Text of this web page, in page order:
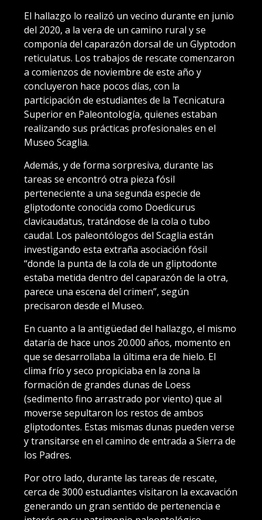
El hallazgo lo realizó un vecino durante en junio
del 2020, a la vera de un camino rural y se
componía del caparazón dorsal de un Glyptodon
reticulatus. Los trabajos de rescate comenzaron
a comienzos de noviembre de este año y
concluyeron hace pocos días, con la
participación de estudiantes de la Tecnicatura
Superior en Paleontología, quienes estaban
realizando sus prácticas profesionales en el
Museo Scaglia.
Además, y de forma sorpresiva, durante las
tareas se encontró otra pieza fósil
perteneciente a una segunda especie de
gliptodonte conocida como Doedicurus
clavicaudatus, tratándose de la cola o tubo
caudal. Los paleontólogos del Scaglia están
investigando esta extraña asociación fósil
“donde la punta de la cola de un gliptodonte
estaba metida dentro del caparazón de la otra,
parece una escena del crimen”, según
precisaron desde el Museo.
En cuanto a la antigüedad del hallazgo, el mismo
dataría de hace unos 20.000 años, momento en
que se desarrollaba la última era de hielo. El
clima frío y seco propiciaba en la zona la
formación de grandes dunas de Loess
(sedimento fino arrastrado por viento) que al
moverse sepultaron los restos de ambos
gliptodontes. Estas mismas dunas pueden verse
y transitarse en el camino de entrada a Sierra de
los Padres.
Por otro lado, durante las tareas de rescate,
cerca de 3000 estudiantes visitaron la excavación
generando un gran sentido de pertenencia e